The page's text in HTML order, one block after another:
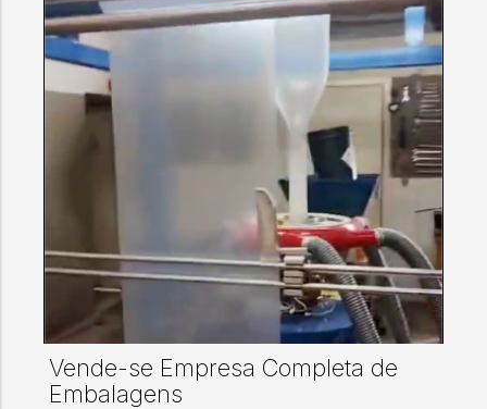
Vende-se Empresa Completa de
Embalagens